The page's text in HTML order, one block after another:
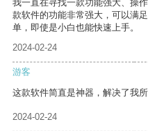
我一直在寻找一款功能强大、操
款软件的功能非常强大，可以满
单，即使是小白也能快速上手。
2024-02-24
游客
这款软件简直是神器，解决了我所
2024-02-24